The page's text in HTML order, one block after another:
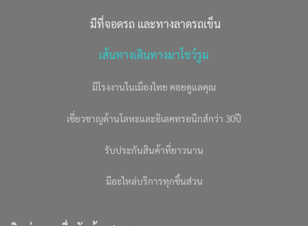
มีที่จอดรถ และทางลาดรถเข็น
เส้นทางเดินทางมาโชว์รูม
มีโรงงานในเมืองไทย คอยดูแลคุณ
เชี่ยวชาญด้านโลหะและอิเลคทรอนิกส์กว่า 30ปี
รับประกันสินค้าที่ยาวนาน
มีอะไหล่บริการทุกชิ้นส่วน